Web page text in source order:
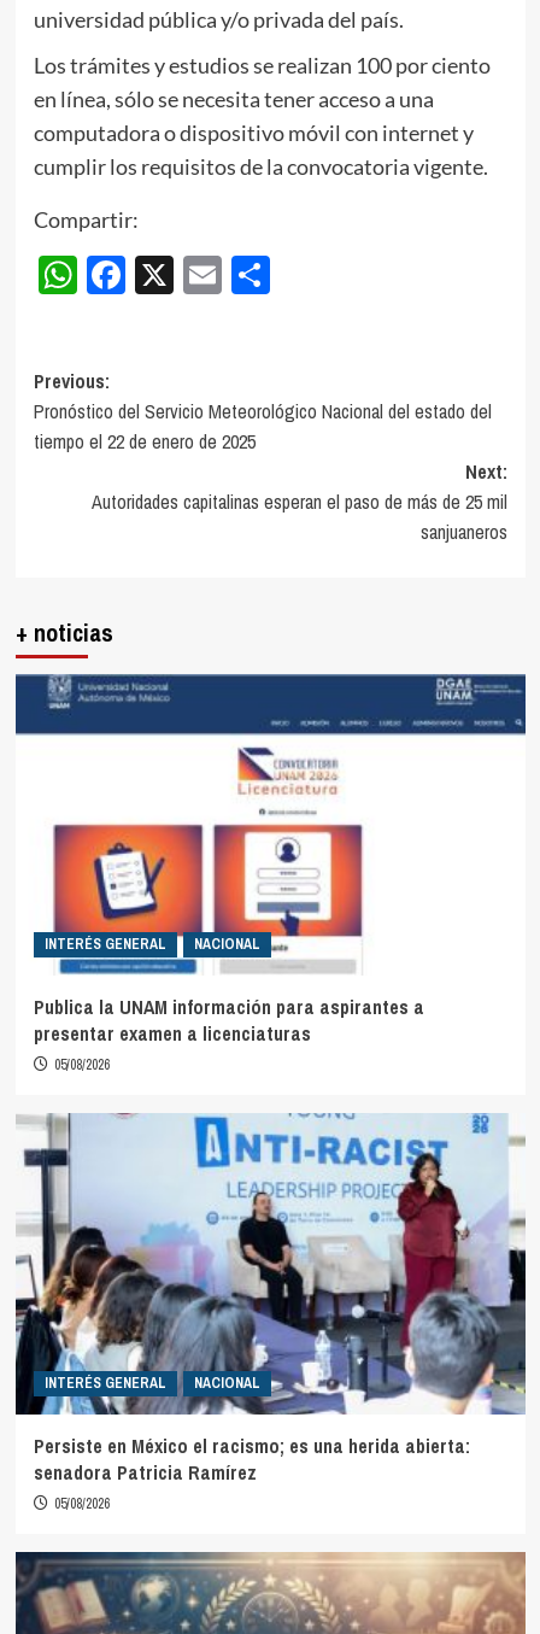
universidad pública y/o privada del país.
Los trámites y estudios se realizan 100 por ciento
en línea, sólo se necesita tener acceso a una
computadora o dispositivo móvil con internet y
cumplir los requisitos de la convocatoria vigente.
Compartir:
WhatsApp
Facebook
X EmailCompartir
Post
navigation
Previous:
Pronóstico del Servicio Meteorológico Nacional del estado del
tiempo el 22 de enero de 2025
Next:
Autoridades capitalinas esperan el paso de más de 25 mil
sanjuaneros
+ noticias
INTERÉS GENERAL NACIONAL
Publica la UNAM información para aspirantes a
presentar examen a licenciaturas
05/08/2026
INTERÉS GENERAL NACIONAL
Persiste en México el racismo; es una herida abierta:
senadora Patricia Ramírez
05/08/2026